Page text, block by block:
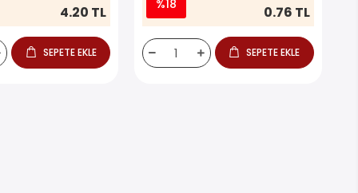
4.20 TL
SEPETE EKLE
%18 0.76 TL
SEPETE EKLE